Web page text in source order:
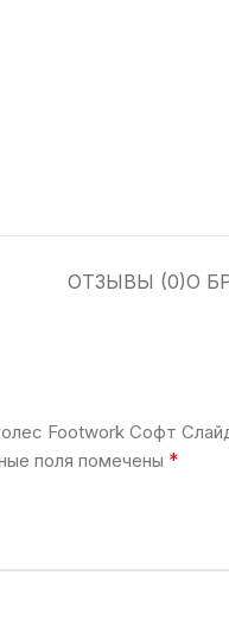
ОТЗЫВЫ (0)О
Footwork Софт
поля помечены *